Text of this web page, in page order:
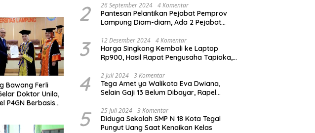
Bawang Ferli
Doktor Unila,
P4GN Berbasis
2 26 September 2024 4 Komentar
Pantesan Pelantikan Pejabat Pemprov
Lampung Diam-diam, Ada 2 Pejabat
3 12 Desember 2024 4 Komentar
Harga Singkong Kembali ke Laptop
Rp900, Hasil Rapat Pengusaha Tapioka,
Lampung
4 2 Juli 2024 3 Komentar
Tega Amet ya Walikota Eva Dwiana,
Selain Gaji 13 Belum Dibayar, Rapel
Dibayar
5 25 Juli 2024 3 Komentar
Diduga Sekolah SMP N 18 Kota Tegal
Pungut Uang Saat Kenaikan Kelas